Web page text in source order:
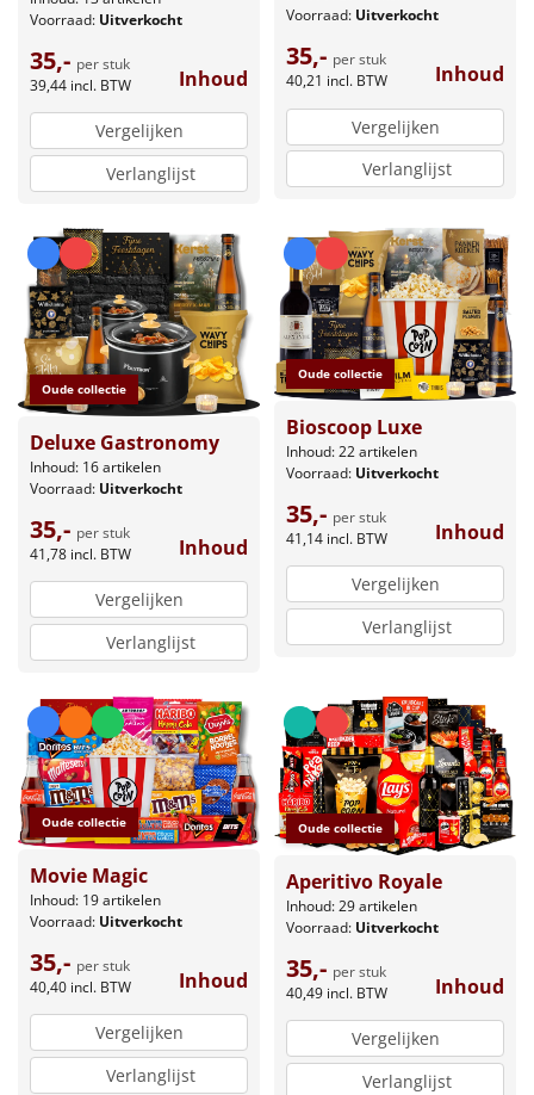
Voorraad: Uitverkocht
35,- per stuk
39,44 incl. BTW Inhoud
Vergelijken
Verlanglijst
Voorraad: Uitverkocht
35,- per stuk
40,21 incl. BTW Inhoud
Vergelijken
Verlanglijst
Oude collectie
Deluxe Gastronomy
Inhoud: 16 artikelen
Voorraad: Uitverkocht
35,- per stuk
41,78 incl. BTW Inhoud
Vergelijken
Verlanglijst
Oude collectie
Bioscoop Luxe
Inhoud: 22 artikelen
Voorraad: Uitverkocht
35,- per stuk
41,14 incl. BTW Inhoud
Vergelijken
Verlanglijst
Oude collectie
Movie Magic
Inhoud: 19 artikelen
Voorraad: Uitverkocht
35,- per stuk
40,40 incl. BTW Inhoud
Vergelijken
Verlanglijst
Oude collectie
Aperitivo Royale
Inhoud: 29 artikelen
Voorraad: Uitverkocht
35,- per stuk
40,49 incl. BTW Inhoud
Vergelijken
Verlanglijst